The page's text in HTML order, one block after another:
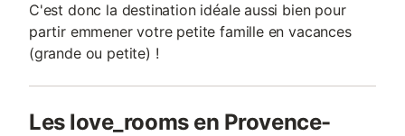
C'est donc la destination idéale aussi bien pour
partir emmener votre petite famille en vacances
(grande ou petite) !
Les love_rooms en Provence-